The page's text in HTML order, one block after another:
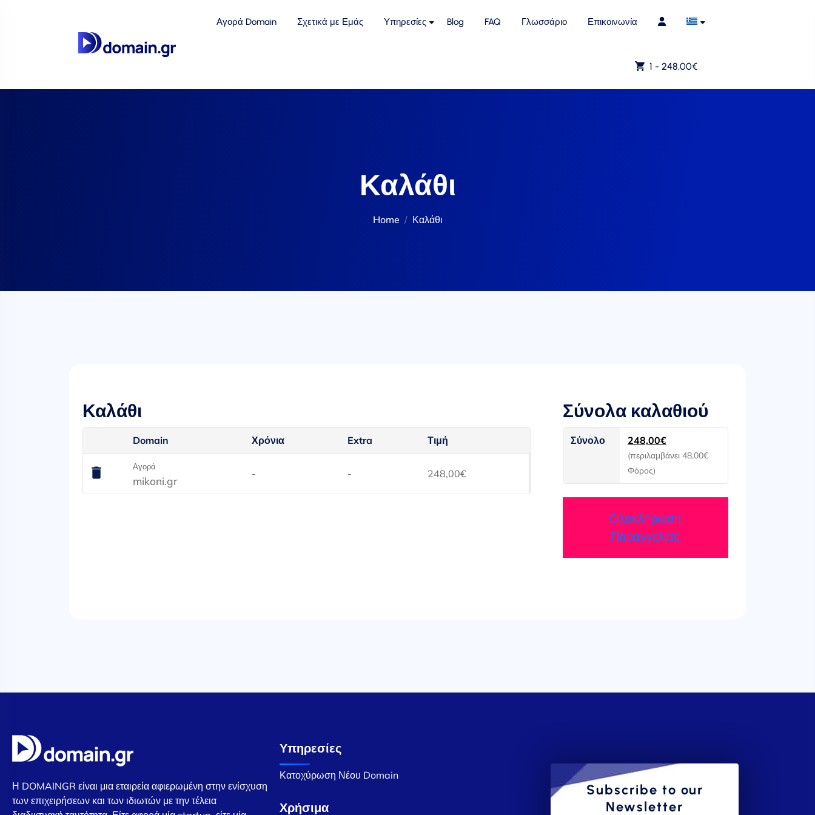
Αγορά Domain Σχετικά με Εμάς Υπηρεσίες Blog FAQ Γλωσσάριο Επικοινωνία
1 - 248,00€
Καλάθι
Home Καλάθι
Καλάθι
Domain Χρόνια Extra Τιμή
Αγορά
mikoni.gr
- - 248,00€
Σύνολα καλαθιού
Σύνολο 248,00€
(περιλαμβάνει 48,00€
Φόρος)
Ολοκλήρωση
Παραγγελίας
Η DOMAINGR είναι μια εταιρεία αφιερωμένη στην ενίσχυση
των επιχειρήσεων και των ιδιωτών με την τέλεια
Υπηρεσίες
Κατοχύρωση Νέου Domain
Χρήσιμα
Subscribe to our
Newsletter